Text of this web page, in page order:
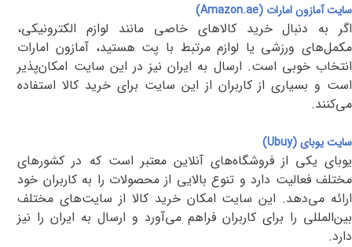
سایتآمازون امارات (Amazon.ae)
اگر به دنبال خرید کالاهای خاصی مانند لوازم الکترونیکی،
مکمل‌های ورزشی یا لوازم مرتبط با پت هستید، آمازون امارات
انتخاب خوبی است. ارسال به ایران نیز در این سایت امکان‌پذیر
است و بسیاری از کاربران از این سایت برای خرید کالا استفاده
می‌کنند.
سایتیوبای(Ubuy)
یوبای یکی از فروشگاه‌های آنلاین معتبر است که در کشورهای
مختلف فعالیت دارد و تنوع بالایی از محصولات را به کاربران خود
ارائه می‌دهد. این سایت امکان خرید کالا از سایت‌های مختلف
بین‌المللی را برای کاربران فراهم می‌آورد و ارسال به ایران را نیز
دارد.